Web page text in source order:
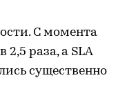
С момента
раза, а SLA
существенно